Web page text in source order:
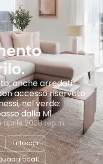
anche arredati
accesso riservato
nel verde:
dalla M1.
2008 rep. n.
Trilocali